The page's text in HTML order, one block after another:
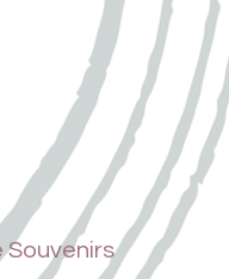
Souvenirs